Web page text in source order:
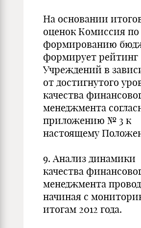
На основании
оценок Комиссия по
формированию
формирует рейтинг
Учреждений в
от достигнутого
качества
менеджмента
приложению № 3 к
настоящему
9. Анализ динамики
качества
менеджмента
начиная с
итогам 2012 года.